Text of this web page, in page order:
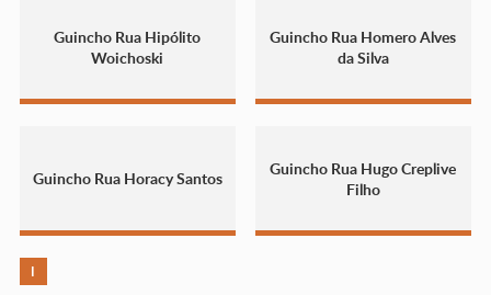
Guincho Rua Hipólito
Woichoski
Guincho Rua Homero Alves
da Silva
Guincho Rua Horacy Santos
Guincho Rua Hugo Creplive
Filho
I